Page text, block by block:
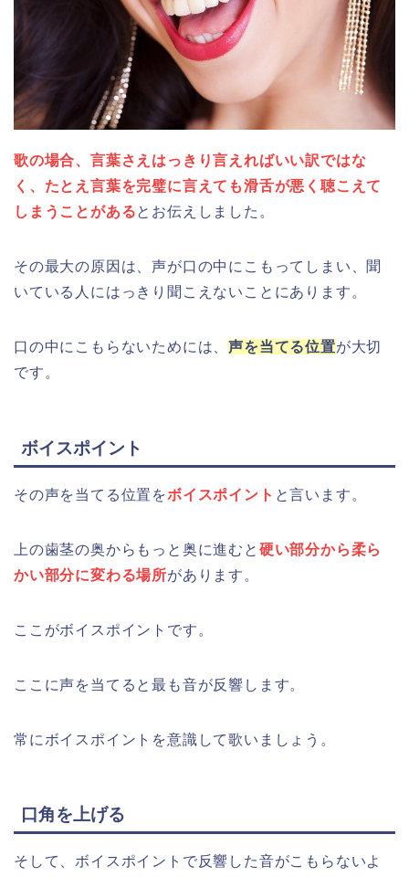
歌の場合、言葉さえはっきり言えればいい訳ではな
く、たとえ言葉を完璧に言えても滑舌が悪く聴こえて
しまうことがあるとお伝えしました。
その最大の原因は、声が口の中にこもってしまい、聞
いている人にはっきり聞こえないことにあります。
口の中にこもらないためには、声を当てる位置が大切
です。
ボイスポイント
その声を当てる位置をボイスポイント と言います。
上の歯茎の奥からもっと奥に進むと 硬い部分から柔ら
かい部分に変わる場所があります。
ここがボイスポイントです。
ここに声を当てると最も音が反響します。
常にボイスポイントを意識して歌いましょう。
口角を上げる
そして、ボイスポイントで反響した音がこもらないよ